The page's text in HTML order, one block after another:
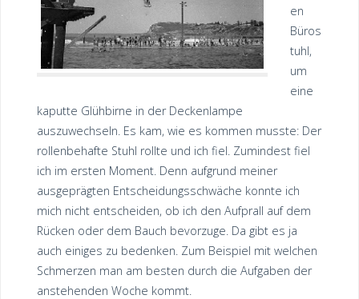
en
Büros
tuhl,
um
eine
kaputte Glühbirne in der Deckenlampe
auszuwechseln. Es kam, wie es kommen musste: Der
rollenbehafte Stuhl rollte und ich fiel. Zumindest fiel
ich im ersten Moment. Denn aufgrund meiner
ausgeprägten Entscheidungsschwäche konnte ich
mich nicht entscheiden, ob ich den Aufprall auf dem
Rücken oder dem Bauch bevorzuge. Da gibt es ja
auch einiges zu bedenken. Zum Beispiel mit welchen
Schmerzen man am besten durch die Aufgaben der
anstehenden Woche kommt.